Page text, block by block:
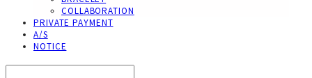
COLLABORATION
PRIVATE PAYMENT
A/S
NOTICE